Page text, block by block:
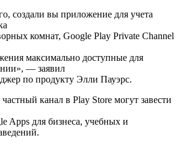
создали вы приложение для учета
комнат, Google Play Private Channel
максимально доступные для
— заявил
по продукту Элли Пауэрс.
канал в Play Store могут завести
Apps для бизнеса, учебных и